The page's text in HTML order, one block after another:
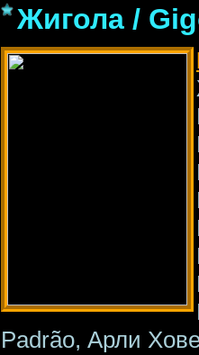
Жигола /
Padrão, Арли